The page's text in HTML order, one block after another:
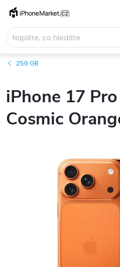
Přejít
obsah
256 GB
iPhone 17
Cosmic